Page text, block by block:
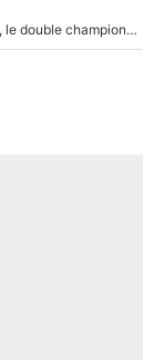
Le PSG veut s'offrir une pépite de 16 ans : Déterminé, le double champion d'Europe en titre est prêt à lâcher 40M€ pour celui que l'on compare déjà à Vinicius Jr !